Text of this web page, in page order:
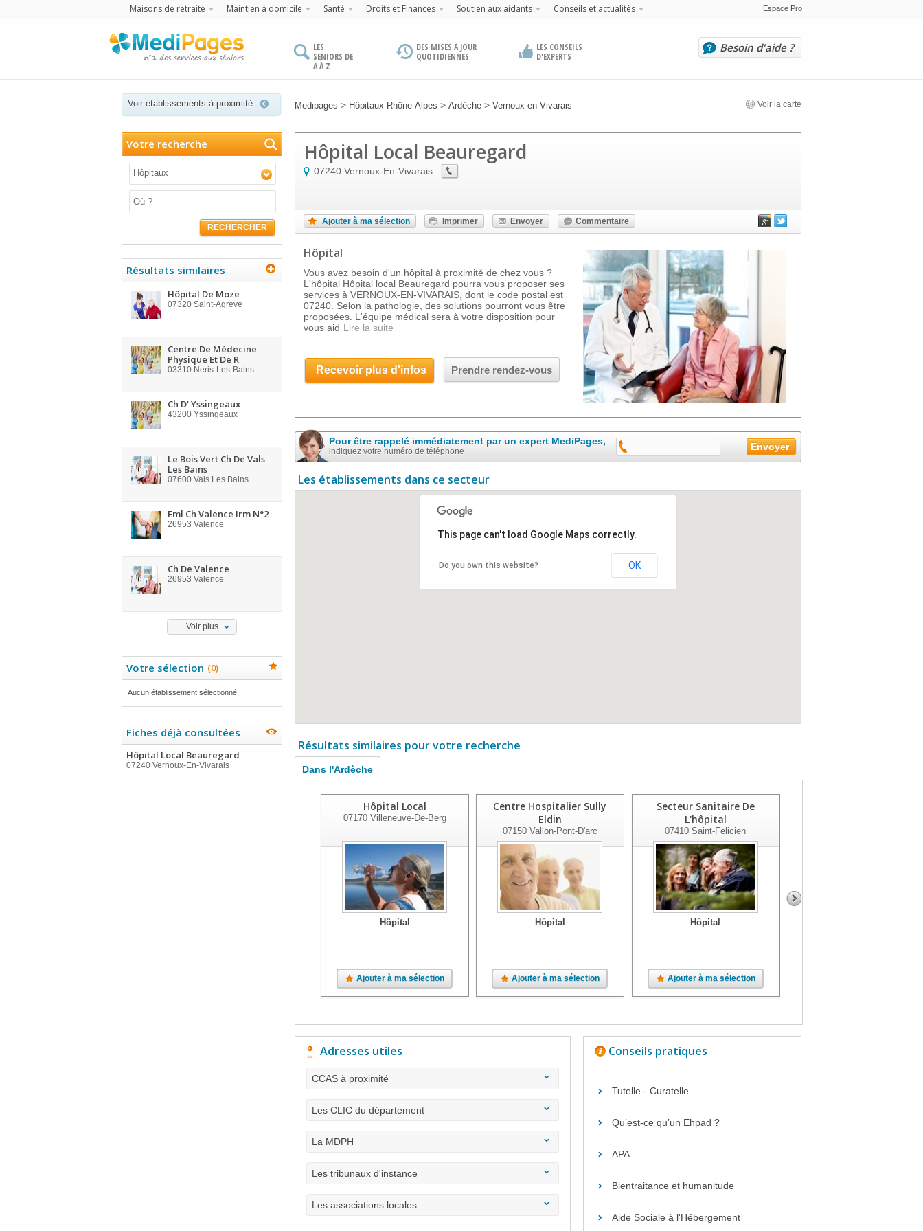
Maisons de retraite Maintien à domicile Santé Droits et Finances Soutien aux aidants Conseils et actualités Espace Pro
LES
SENIORS DE
A À Z
DES MISES À JOUR
QUOTIDIENNES
LES CONSEILS
D'EXPERTS
Besoin d'aide ?
Voir établissements à proximité Medipages > Hôpitaux Rhône-Alpes > Ardèche > Vernoux-en-Vivarais Voir la carte
Votre recherche
Hôpitaux
RECHERCHER
Résultats similaires
Hôpital De Moze
07320 Saint-Agreve
Centre De Médecine
Physique Et De R
03310 Neris-Les-Bains
Ch D' Yssingeaux
43200 Yssingeaux
Le Bois Vert Ch De Vals
Les Bains
07600 Vals Les Bains
Eml Ch Valence Irm N°2
26953 Valence
Ch De Valence
26953 Valence
Voir plus
Votre sélection (0)
Aucun établissement sélectionné
Fiches déjà consultées
Hôpital Local Beauregard
07240 Vernoux-En-Vivarais
Hôpital Local Beauregard
07240 Vernoux-En-Vivarais
Ajouter à ma sélection Imprimer Envoyer Commentaire
Hôpital
Vous avez besoin d'un hôpital à proximité de chez vous ?
L'hôpital Hôpital local Beauregard pourra vous proposer ses
services à VERNOUX-EN-VIVARAIS, dont le code postal est
07240. Selon la pathologie, des solutions pourront vous être
proposées. L'équipe médical sera à votre disposition pour
vous aid Lire la suite
Recevoir plus d'infos Prendre rendez-vous
Pour être rappelé immédiatement par un expert MediPages,
indiquez votre numéro de téléphone
Les établissements dans ce secteur
This page can't load Google Maps correctly.
Do you own this website? OK
Résultats similaires pour votre recherche
Dans l'Ardèche
Hôpital Local
07170Villeneuve-De-Berg
Hôpital
Ajouter à ma sélection
Centre Hospitalier Sully
Eldin
07150Vallon-Pont-D'arc
Hôpital
Ajouter à ma sélection
Secteur Sanitaire De
L'hôpital
07410 Saint-Felicien
Hôpital
Ajouter à ma sélection
Adresses utiles
CCAS à proximité
Les CLIC du département
La MDPH
Les tribunaux d'instance
Les associations locales
Conseils pratiques
Tutelle - Curatelle
Qu’est-ce qu’un Ehpad ?
APA
Bientraitance et humanitude
Aide Sociale à l'Hébergement